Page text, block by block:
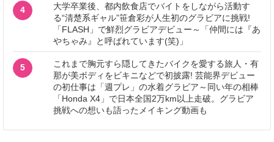
4
大学卒業後、都内飲食店でバイトをしながら活動す
る“清楚系ギャル”笹倉彩が人生初のグラビアに挑戦!
「FLASH」で鮮烈グラビアデビュー～「仲間には『あ
やちゃみ』と呼ばれています(笑)」
5
これまで胸元すら隠してきたバイクを愛する旅人・有
那が美ボディをビキニなどで初披露! 芸能界デビュー
の初仕事は「週プレ」の水着グラビア～同い年の相棒
「Honda X4」で日本全国2万km以上走破。グラビア
挑戦への想いも語ったメイキング動画も